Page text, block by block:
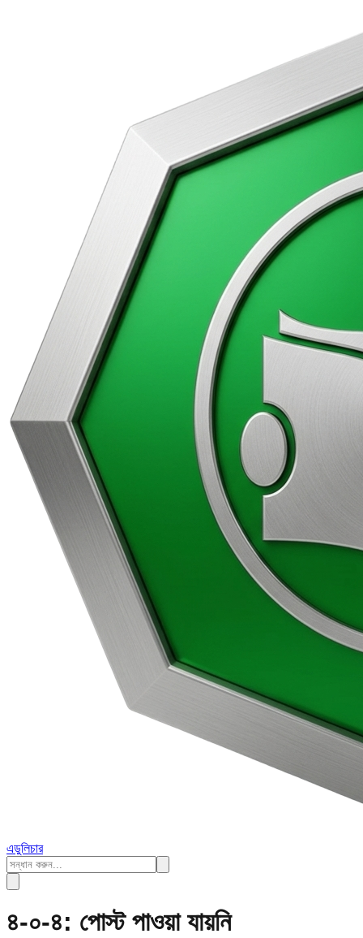
এডুলিচার
৪-০-৪: পোস্ট পাওয়া যায়নি